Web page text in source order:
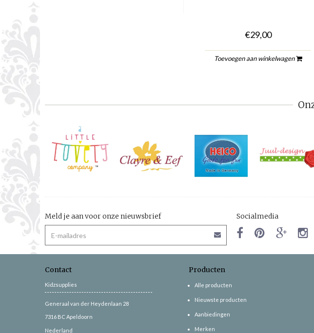
€29,00
Toevoegen aan winkelwagen
Meld je aan voor onze nieuwsbrief Socialmedia
Contact
Kidzsupplies
Generaal van der Heydenlaan 28
7316 BC Apeldoorn
Nederland
Producten
Alle producten
Nieuwste producten
Aanbiedingen
Merken